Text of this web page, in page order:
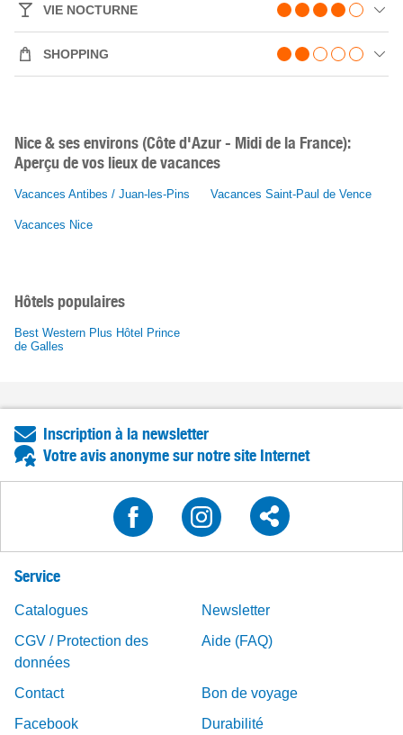
VIE NOCTURNE
SHOPPING
Nice & ses environs (Côte d'Azur - Midi de la France):
Aperçu de vos lieux de vacances
Vacances Antibes / Juan-les-Pins Vacances Saint-Paul de Vence
Vacances Nice
Hôtels populaires
Best Western Plus Hôtel Prince
de Galles
Inscription à la newsletter
Votre avis anonyme sur notre site Internet
Service
Catalogues
Newsletter
CGV / Protection des
données
Aide (FAQ)
Contact
Bon de voyage
Facebook
Durabilité